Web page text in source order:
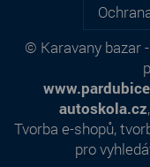
© Karavany bazar
autoskola.cz,
Tvorba e-shopů,
pro